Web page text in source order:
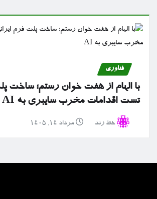
فناوری
با الهام از هفت خوان رستم؛ ساخت
تست اقدامات مخرب سایبری به AI
خط رند مرداد ۱۴, ۱۴۰۵